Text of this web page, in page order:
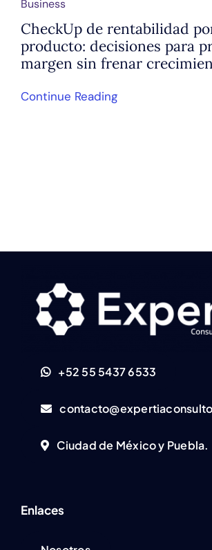
Business
CheckUp de rentabilidad
producto: decisiones para
margen sin frenar
Continue Reading
+52 55 5437 6533
Ciudad de México y Puebla.
Enlaces